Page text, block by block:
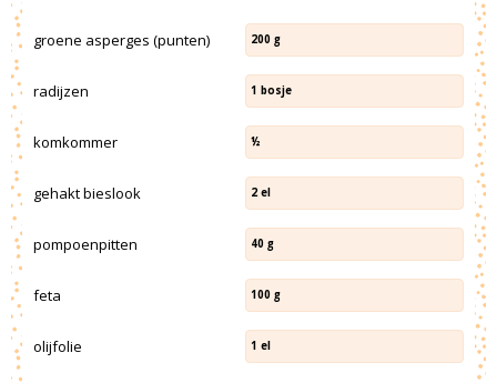
groene asperges (punten) 200 g
radijzen 1 bosje
komkommer ½
gehakt bieslook 2 el
pompoenpitten 40 g
feta 100 g
olijfolie 1 el